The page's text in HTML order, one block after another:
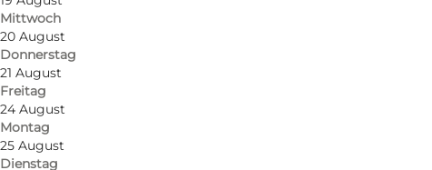
Mittwoch
20 August
Donnerstag
21 August
Freitag
24 August
Montag
25 August
DienstagMehr erfahren